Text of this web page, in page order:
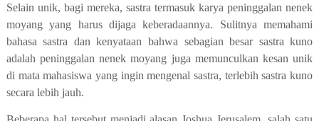
Selain unik, bagi mereka, sastra termasuk karya peninggalan nenek
moyang yang harus dijaga keberadaannya. Sulitnya memahami
bahasa sastra dan kenyataan bahwa sebagian besar sastra kuno
adalah peninggalan nenek moyang juga memunculkan kesan unik
di mata mahasiswa yang ingin mengenal sastra, terlebih sastra kuno
secara lebih jauh.